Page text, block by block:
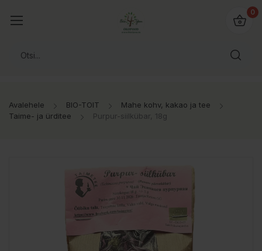
0
Avalehele BIO-TOIT
Mahe kohv, kakao ja tee
Taime- ja ürditee
Purpur-siilkübar, 18g